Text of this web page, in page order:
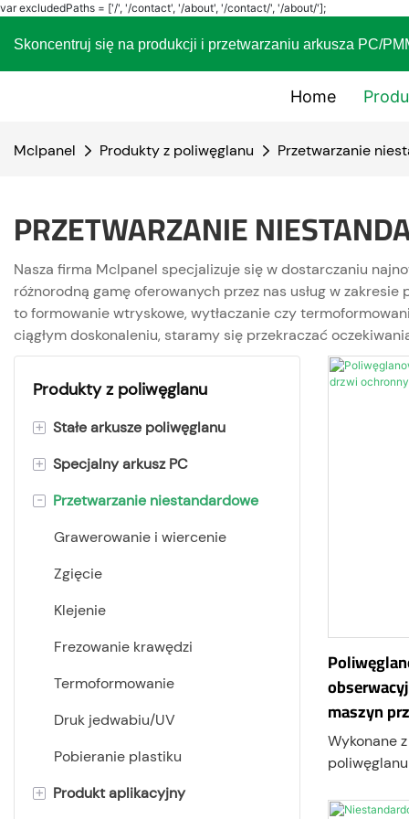
var excludedPaths = ['/', '/contact', '/about', '/contact/', '/about/'];
Skoncentruj się na produkcji i przetwarzaniu arkusza
Home
Mclpanel Produkty z poliwęglanu Przetwarzanie
PRZETWARZANIE
Nasza firma Mclpanel specjalizuje się w dostarczaniu
różnorodną gamę oferowanych przez nas usług w
to formowanie wtryskowe, wytłaczanie czy
ciągłym doskonaleniu, staramy się przekraczać
Produkty z poliwęglanu
+ Stałe arkusze poliwęglanu
Płaski arkusz poliwęglanu
Matowy arkusz poliwęglanu
arkusz dyfuzora światła
poliwęglanu
Folia poliwęglanowa
Arkusz poliwęglanu
pryzmatycznego
Arkusz z poliwęglanu falistego
+ Specjalny arkusz PC
Arkusze poliwęglanowe UV
Arkusz poliwęglanu ESD
Płyta z ognioodpornego
poliwęglanowa
Arkusz z poliwęglanu
przeciwodblaskowego
Arkusze z poliwęglanu
przeciwmgielnego
-
Przetwarzanie niestandardowe
Grawerowanie i wiercenie
Zgięcie
Klejenie
Frezowanie krawędzi
Termoformowanie
Druk jedwabiu/UV
Pobieranie plastiku
+ Produkt aplikacyjny
maszyn
Wykonane
drzwi